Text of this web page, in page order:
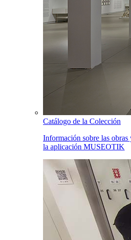
Catálogo de la Colección
Información sobre las obras
la aplicación MUSEOTIK